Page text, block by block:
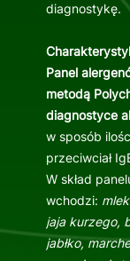
diagnostykę.
Panel
metodą
diagnostyce
w sposób
przeciwciał
W skład
wchodzi:
jaja kurzego,
jabłko,